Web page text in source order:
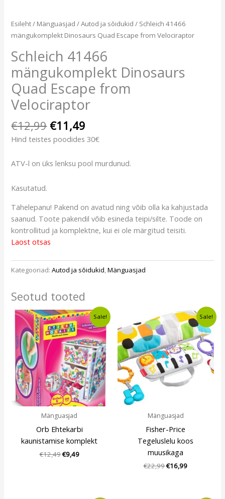
Esileht/ Mänguasjad /Autod ja sõidukid / Schleich 41466
mängukomplekt Dinosaurs Quad Escape from Velociraptor
Schleich 41466
mängukomplekt Dinosaurs
Quad Escape from
Velociraptor
€12,99 €11,49
Hind teistes poodides 30€
ATV-l on üks lenksu pool murdunud.
Kasutatud.
Tähelepanu! Pakend on avatud ning võib olla ka kahjustada
saanud. Toote pakendil võib esineda teipi/silte. Toode on
kontrollitud ja komplektne, kui ei ole märgitud teisiti.
Laost otsas
Kategooriad:Autod ja sõidukid,Mänguasjad
Seotud tooted
Sale!
Mänguasjad
Orb Ehtekarbi
kaunistamise komplekt
€12,49
Algne
hind
oli:
€12,49.
€9,49
Current
price
is:
€9,49.
Sale!
Mänguasjad
Fisher-Price
Tegeluslelu koos
muusikaga
€22,99
Algne
hind
oli:
€22,99.
€16,99
Current
price
is:
€16,99.